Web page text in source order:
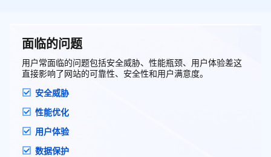
面临的问题
用户常面临的问题包括安全威胁、性能瓶颈、用户体验差这
直接影响了网站的可靠性、安全性和用户满意度。
安全威胁
性能优化
用户体验
数据保护